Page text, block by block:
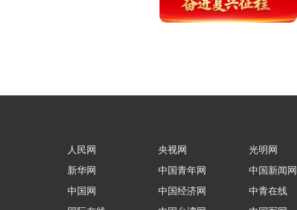
人民网
新华网
中国网
央视网
中国青年网
中国经济网
光明网
中国新闻网
中青在线